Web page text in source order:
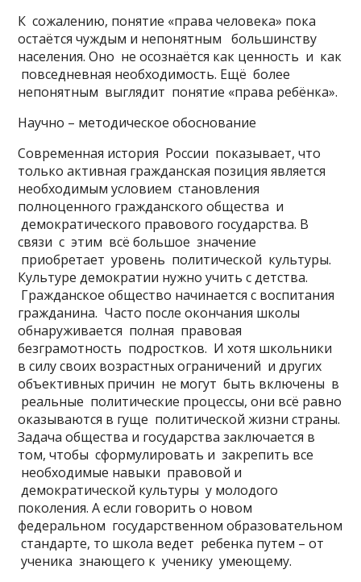
К сожалению, понятие «права человека» пока
остаётся чуждым и непонятным большинству
населения. Оно не осознаётся как ценность и как
повседневная необходимость. Ещё более
непонятным выглядит понятие «права ребёнка».
Научно – методическое обоснование
Современная история России показывает, что
только активная гражданская позиция является
необходимым условием становления
полноценного гражданского общества и
демократического правового государства. В
связи с этим всё большое значение
приобретает уровень политической культуры.
Культуре демократии нужно учить с детства.
Гражданское общество начинается с воспитания
гражданина. Часто после окончания школы
обнаруживается полная правовая
безграмотность подростков. И хотя школьники
в силу своих возрастных ограничений и других
объективных причин не могут быть включены в
реальные политические процессы, они всё равно
оказываются в гуще политической жизни страны.
Задача общества и государства заключается в
том, чтобы сформулировать и закрепить все
необходимые навыки правовой и
демократической культуры у молодого
поколения. А если говорить о новом
федеральном государственном образовательном
стандарте, то школа ведет ребенка путем – от
ученика знающего к ученику умеющему.